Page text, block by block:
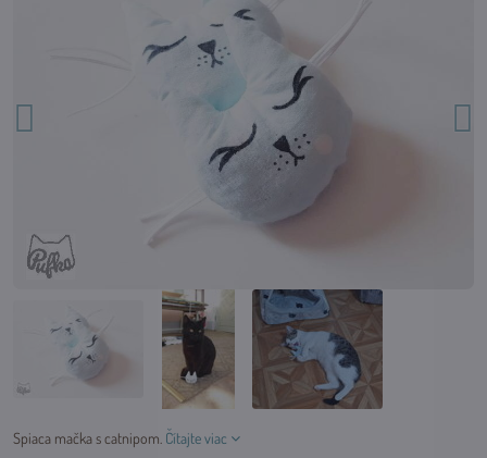
Spiaca mačka s catnipom. Čítajte viac